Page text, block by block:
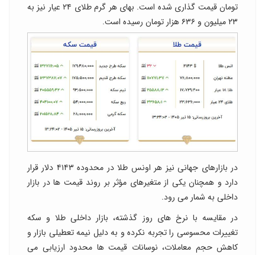
تومان قیمت گذاری شده است. بهای هر گرم طلای ۲۴ عیار نیز به
۲۳ میلیون و ۶۳۶ هزار تومان رسیده است.
در بازارهای جهانی نیز هر اونس طلا در محدوده ۴۱۴۳ دلار قرار
دارد و همچنان یکی از متغیرهای مؤثر بر روند قیمت ها در بازار
داخلی به شمار می رود.
در مقایسه با نرخ های روز گذشته، بازار داخلی طلا و سکه
تغییرات محسوسی را تجربه نکرده و به دلیل نیمه تعطیلی بازار و
کاهش حجم معاملات، نوسانات قیمت ها محدود ارزیابی می